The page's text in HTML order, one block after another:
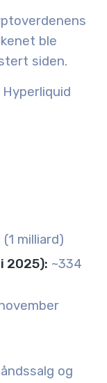
ble
siden.
milliard)
2025): ~334
og